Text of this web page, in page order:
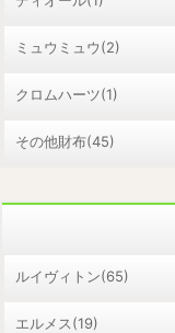
ミュウミュウ(2)
クロムハーツ(1)
その他財布(45)
ルイヴィトン(65)
エルメス(19)